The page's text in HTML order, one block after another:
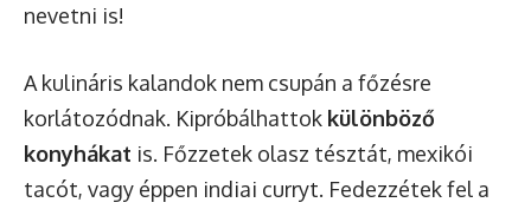
nevetni is!
A kulináris kalandok nem csupán a főzésre
korlátozódnak. Kipróbálhattok különböző
konyhákat is. Főzzetek olasz tésztát, mexikói
tacót, vagy éppen indiai curryt. Fedezzétek fel a